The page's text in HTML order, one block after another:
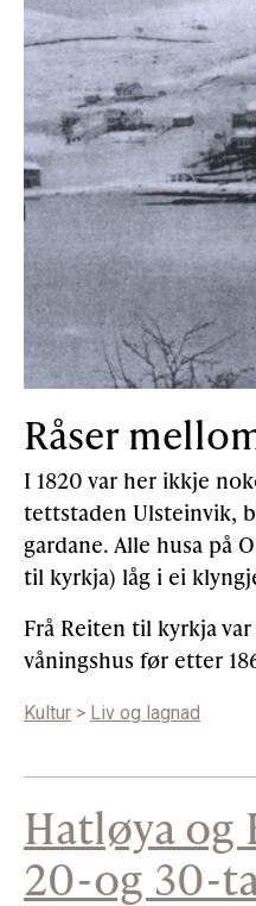
Råser
I 1820 var her ikkje
tettstaden Ulsteinvik,
gardane. Alle husa på
til kyrkja) låg i ei
Frå Reiten til kyrkja
våningshus før etter
Kultur > Liv og lagnad
Hatløya og
20-og 30-